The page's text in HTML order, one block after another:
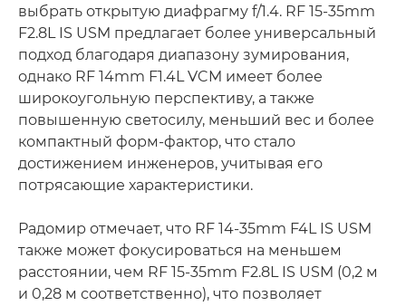
выбрать открытую диафрагму f/1.4. RF 15-35mm
F2.8L IS USM предлагает более универсальный
подход благодаря диапазону зумирования,
однако RF 14mm F1.4L VCM имеет более
широкоугольную перспективу, а также
повышенную светосилу, меньший вес и более
компактный форм-фактор, что стало
достижением инженеров, учитывая его
потрясающие характеристики.
Радомир отмечает, что RF 14-35mm F4L IS USM
также может фокусироваться на меньшем
расстоянии, чем RF 15-35mm F2.8L IS USM (0,2 м
и 0,28 м соответственно), что позволяет